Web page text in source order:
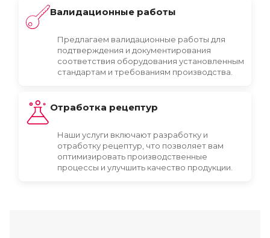
Валидационные работы
Предлагаем валидационные работы для
подтверждения и документирования
соответствия оборудования установленным
стандартам и требованиям производства.
Отработка рецептур
Наши услуги включают разработку и
отработку рецептур, что позволяет вам
оптимизировать производственные
процессы и улучшить качество продукции.